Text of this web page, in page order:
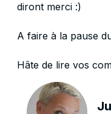
diront merci :)
A faire à la pause
Hâte de lire vos